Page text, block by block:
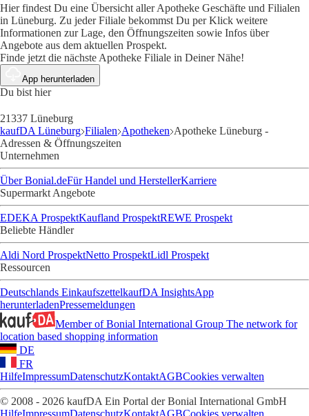
Hier findest Du eine Übersicht aller Apotheke Geschäfte und Filialen
in Lüneburg. Zu jeder Filiale bekommst Du per Klick weitere
Informationen zur Lage, den Öffnungszeiten sowie Infos über
Angebote aus dem aktuellen Prospekt.
Finde jetzt die nächste Apotheke Filiale in Deiner Nähe!
App herunterladen
Du bist hier
21337 Lüneburg
kaufDA Lüneburg Filialen Apotheken Apotheke Lüneburg -
Adressen & Öffnungszeiten
Unternehmen
Über Bonial.deFür Handel und HerstellerKarriere
Supermarkt Angebote
EDEKA ProspektKaufland ProspektREWE Prospekt
Beliebte Händler
Aldi Nord ProspektNetto ProspektLidl Prospekt
Ressourcen
Deutschlands EinkaufszettelkaufDA InsightsApp
herunterladenPressemeldungen
Member of Bonial International Group The network for
location based shopping information
DE
FR
HilfeImpressumDatenschutzKontaktAGBCookies verwalten
© 2008 - 2026 kaufDA Ein Portal der Bonial International GmbH